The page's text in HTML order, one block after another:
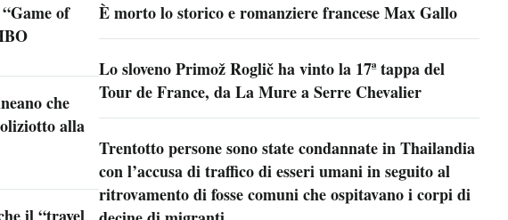
of
che
alla
È morto lo storico e romanziere francese Max Gallo
Lo sloveno Primož Roglič ha vinto la 17ª tappa del
Tour de France, da La Mure a Serre Chevalier
Trentotto persone sono state condannate in Thailandia
con l’accusa di traffico di esseri umani in seguito al
ritrovamento di fosse comuni che ospitavano i corpi di